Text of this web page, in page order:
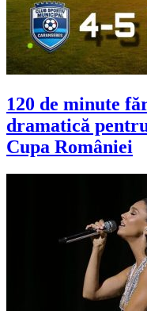
120 de minute
dramatică
Cupa României